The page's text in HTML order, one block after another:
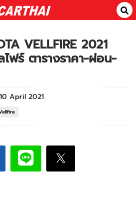
VELLFIRE 2021
ไฟร์ ตารางราคา-ผ่อน-
April 2021